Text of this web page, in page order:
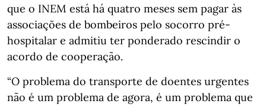
que o INEM está há quatro meses sem pagar às
associações de bombeiros pelo socorro pré-
hospitalar e admitiu ter ponderado rescindir o
acordo de cooperação.
“O problema do transporte de doentes urgentes
não é um problema de agora, é um problema que